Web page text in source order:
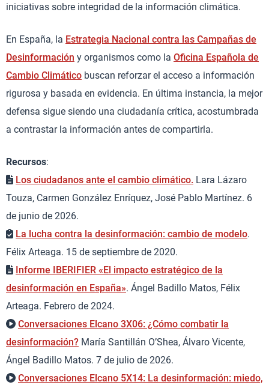
iniciativas sobre integridad de la información climática.
En España, la Estrategia Nacional contra las Campañas de
Desinformación y organismos como la Oficina Española de
Cambio Climático buscan reforzar el acceso a información
rigurosa y basada en evidencia. En última instancia, la mejor
defensa sigue siendo una ciudadanía crítica, acostumbrada
a contrastar la información antes de compartirla.
Recursos:
Los ciudadanos ante el cambio climático. Lara Lázaro
Touza, Carmen González Enríquez, José Pablo Martínez. 6
de junio de 2026.
La lucha contra la desinformación: cambio de modelo.
Félix Arteaga. 15 de septiembre de 2020.
Informe IBERIFIER «El impacto estratégico de la
desinformación en España». Ángel Badillo Matos, Félix
Arteaga. Febrero de 2024.
Conversaciones Elcano 3X06: ¿Cómo combatir la
desinformación? María Santillán O’Shea, Álvaro Vicente,
Ángel Badillo Matos. 7 de julio de 2026.
Conversaciones Elcano 5X14: La desinformación: miedo,